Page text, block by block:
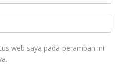
web saya pada peramban ini